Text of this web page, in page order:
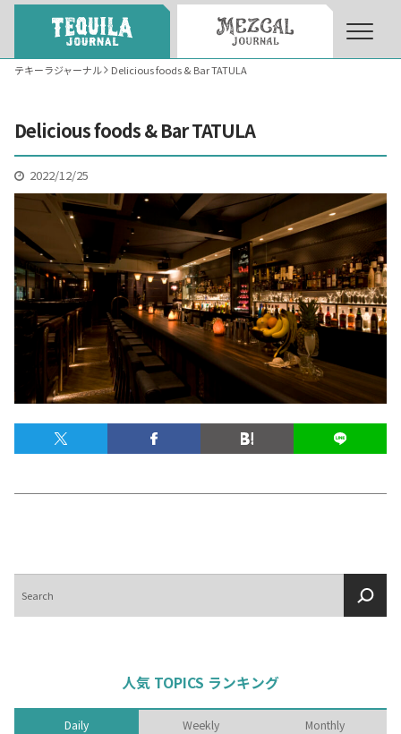
テキーラとは What’s Tequila
テキーラのつくり方 How to Make Tequila
テキーラマーケット Tequila Market
テキーラの飲み方 How to Drink Tequila
テキーラマップ Tequila Map
メキシコ旅行
トピックス一覧
Topics List
イベント一覧
テキーラジャーナル Delicious foods & Bar TATULA
Delicious foods & Bar TATULA
2022/12/25
索
人気 TOPICS ランキング
Daily Weekly Monthly